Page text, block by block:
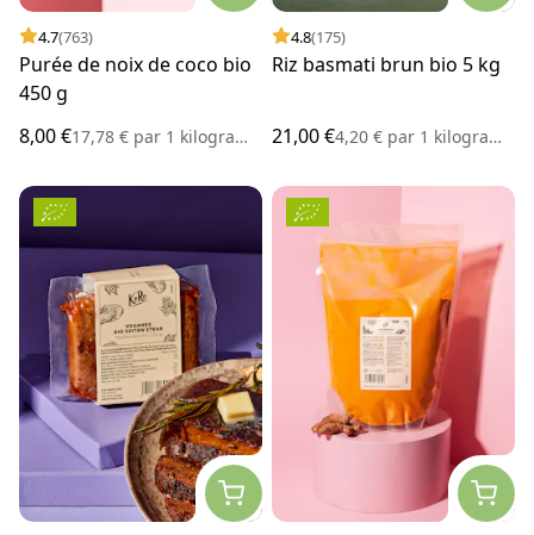
4.7(763)
Purée de noix de coco bio
450 g
8,00 €17,78 € par 1 kilogramme
4.8(175)
Riz basmati brun bio 5 kg
21,00 €4,20 € par 1 kilogramme